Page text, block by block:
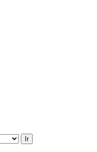
Ir